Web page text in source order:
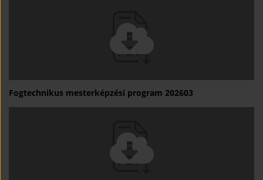
Fogtechnikus mesterképzési program 202603